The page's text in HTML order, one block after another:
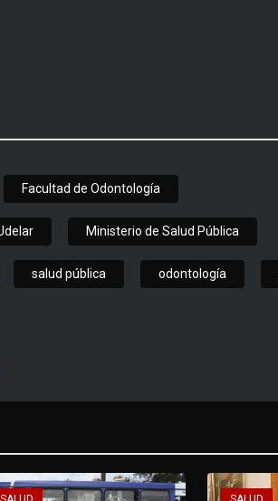
Facultad de Odontología
Ministerio de Salud Pública
salud pública odontología